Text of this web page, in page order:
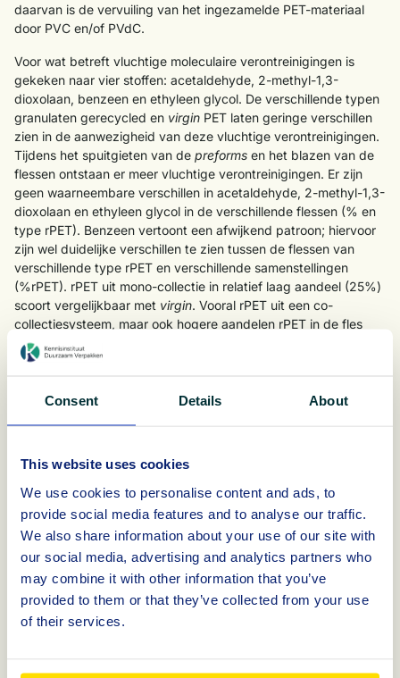
Consent Details About
This website uses cookies
We use cookies to personalise content and ads, to
provide social media features and to analyse our traffic.
We also share information about your use of our site with
our social media, advertising and analytics partners who
may combine it with other information that you’ve
provided to them or that they’ve collected from your use
of their services.
daarvan is de vervuiling van het ingezamelde PET-materiaal
door PVC en/of PVdC.
Voor wat betreft vluchtige moleculaire verontreinigingen is
gekeken naar vier stoffen: acetaldehyde, 2-methyl-1,3-
dioxolaan, benzeen en ethyleen glycol. De verschillende typen
granulaten gerecycled en virgin PET laten geringe verschillen
zien in de aanwezigheid van deze vluchtige verontreinigingen.
Tijdens het spuitgieten van de preforms en het blazen van de
flessen ontstaan er meer vluchtige verontreinigingen. Er zijn
geen waarneembare verschillen in acetaldehyde, 2-methyl-1,3-
dioxolaan en ethyleen glycol in de verschillende flessen (% en
type rPET). Benzeen vertoont een afwijkend patroon; hiervoor
zijn wel duidelijke verschillen te zien tussen de flessen van
verschillende type rPET en verschillende samenstellingen
(%rPET). rPET uit mono-collectie in relatief laag aandeel (25%)
scoort vergelijkbaar met virgin. Vooral rPET uit een co-
collectiesysteem, maar ook hogere aandelen rPET in de fles
laten een ongunstiger beeld zien.
flessen in een testruimte, gedurende tien dagen bij 40° Celsius.
Opvallend is dat 2-methyl -1,3-dioxolaan meer voorkomt in
water in virgin flessen, dan in rPET-flessen. Dit wordt
toegeschreven aan verschillen in productiemethoden en vooral
aan het zogeheten
postcondensatie proces bij
recycling. Benzeen en styreen worden in zeer lage
concentraties waargenomen bij rPET uit mono-collectie en
neemt toe naarmate het gehalte rPET toeneemt. Bij rPET uit
een co-collectiesysteem is de concentratie hoger. Vervuiling
door polystyreen is vermoedelijk de oorzaak voor de